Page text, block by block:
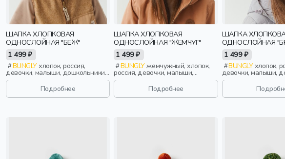
ШАПКА ХЛОПКОВАЯ
ОДНОСЛОЙНАЯ "БЕЖ"
1 499 ₽
BUNGLYхлопок, россия,
девочки, малыши, дошкольники,
дети
Подробнее
ШАПКА ХЛОПКОВАЯ
ОДНОСЛОЙНАЯ "ЖЕМЧУГ"
1 499 ₽
BUNGLYжемчужный, хлопок,
россия, девочки, малыши,
дошкольники, дети
Подробнее
ШАПКА
ОДНОСЛОЙНАЯ
1 499 ₽
BUNGLYхлопок, россия,
девочки, малыши,
дети